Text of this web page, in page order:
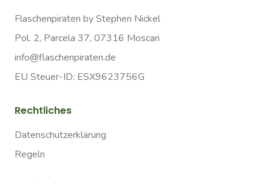
Flaschenpiraten by Stephen Nickel
Pol. 2, Parcela 37, 07316 Moscari
info@flaschenpiraten.de
EU Steuer-ID: ESX9623756G
Rechtliches
Datenschutzerklärung
Regeln